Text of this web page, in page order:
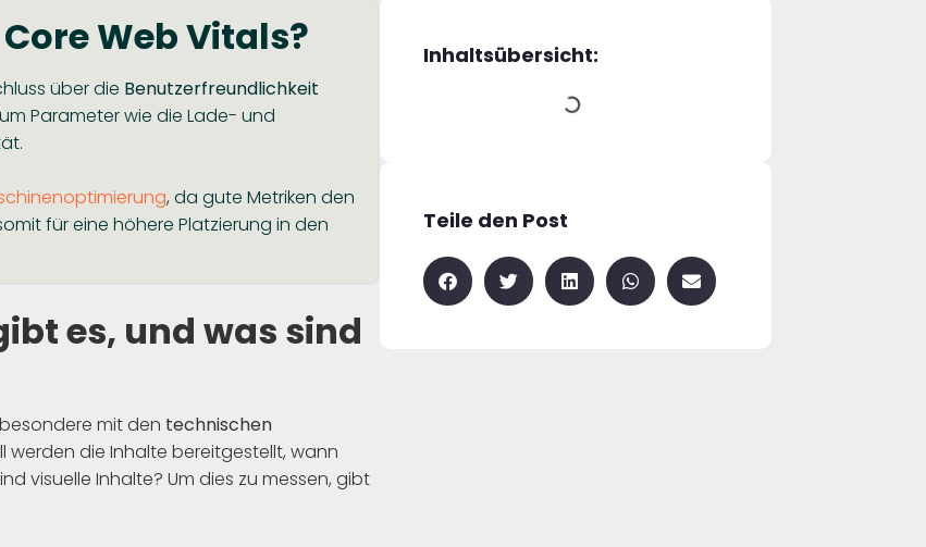
Web Vitals?
über die Benutzerfreundlichkeit
Parameter wie die Lade- und
, da gute Metriken den
für eine höhere Platzierung in den
es, und was sind
mit den technischen
werden die Inhalte bereitgestellt, wann
visuelle Inhalte? Um dies zu messen, gibt
Inhaltsübersicht:
Teile den Post